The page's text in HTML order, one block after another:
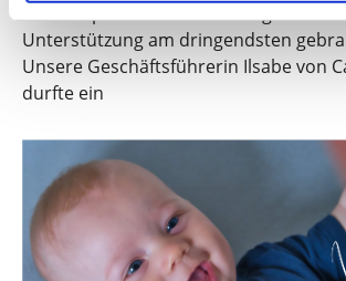
Unterstützung am dringendsten
Unsere Geschäftsführerin Ilsabe von
durfte ein